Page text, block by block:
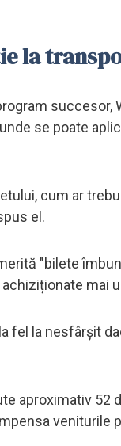
la
se poate
cum ar
el.
"bilete
mai
fel la nesfârșit
aproximativ 52
veniturile